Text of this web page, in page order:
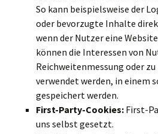
So kann beispielsweise der
oder bevorzugte Inhalte
wenn der Nutzer eine
können die Interessen von
Reichweitenmessung oder
verwendet werden, in einem
gespeichert werden.
First-Party-Cookies: First-
uns selbst gesetzt.